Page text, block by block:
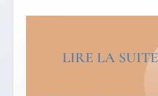
LIRE LA SUITE